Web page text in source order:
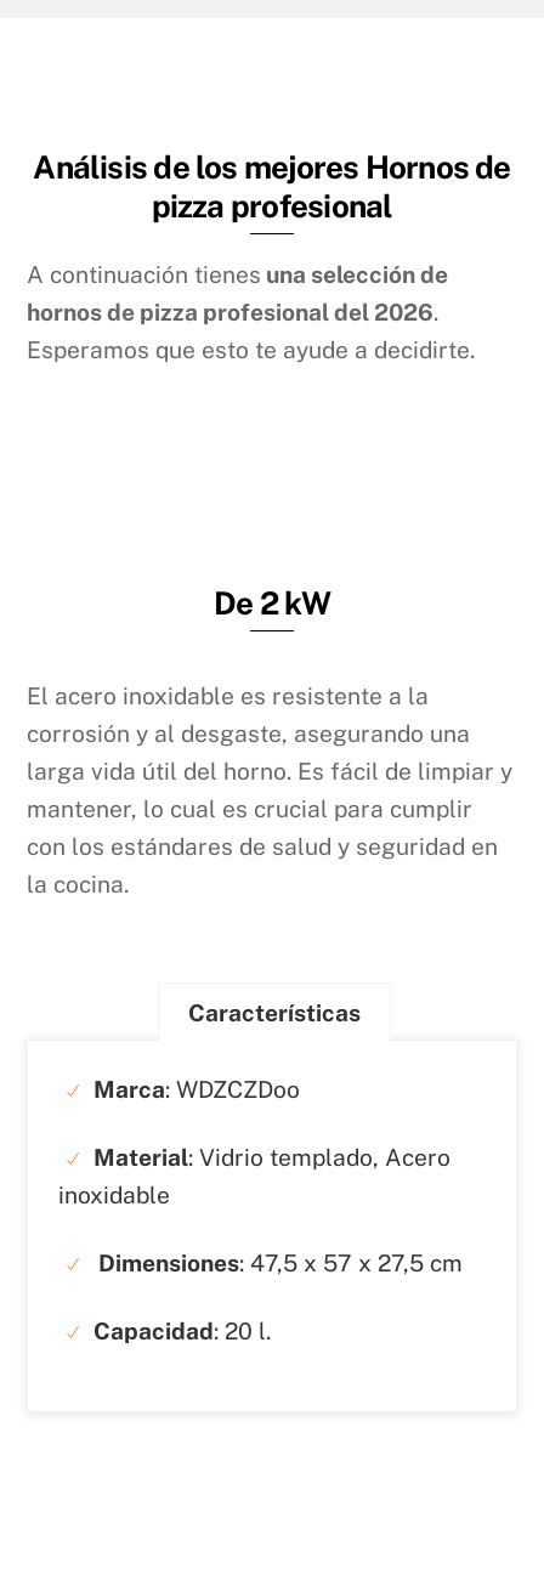
Análisis de los mejores Hornos de
pizza profesional
A continuación tienes una selección de
hornos de pizza profesional del 2026.
Esperamos que esto te ayude a decidirte.
De 2 kW
El acero inoxidable es resistente a la
corrosión y al desgaste, asegurando una
larga vida útil del horno. Es fácil de limpiar y
mantener, lo cual es crucial para cumplir
con los estándares de salud y seguridad en
la cocina.
Características
Marca: WDZCZDoo
Material: Vidrio templado, Acero
inoxidable
Dimensiones: 47,5 x 57 x 27,5 cm
Capacidad: 20 l.